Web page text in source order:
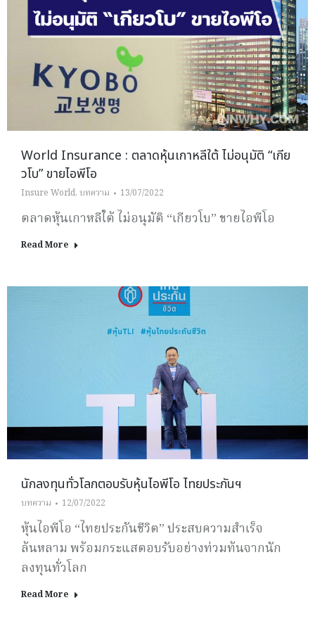
World Insurance : ตลาดหุ้นเกาหลีใต้ ไม่อนุมัติ “เกีย
วโบ” ขายไอพีโอ
Insure World, บทความ 13/07/2022
ตลาดหุ้นเกาหลีใต้ ไม่อนุมัติ “เกียวโบ” ขายไอพีโอ
Read More
นักลงทุนทั่วโลกตอบรับหุ้นไอพีโอ ไทยประกันฯ
บทความ 12/07/2022
หุ้นไอพีโอ “ไทยประกันชีวิต” ประสบความสำเร็จ
ล้นหลาม พร้อมกระแสตอบรับอย่างท่วมท้นจากนัก
ลงทุนทั่วโลก
Read More